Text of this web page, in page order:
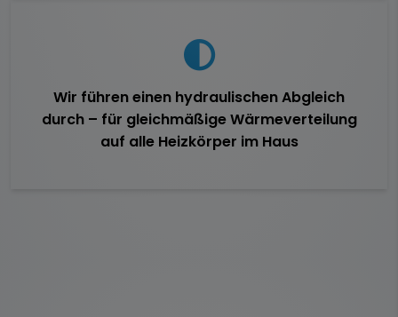
Wir führen einen hydraulischen Abgleich
durch – für gleichmäßige Wärmeverteilung
auf alle Heizkörper im Haus